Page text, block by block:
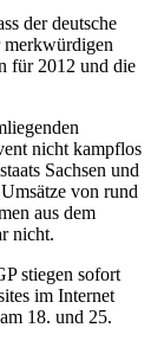
der deutsche
merkwürdigen
für 2012 und die
nicht kampflos
Sachsen und
von rund
aus dem
nicht.
stiegen sofort
im Internet
18. und 25.